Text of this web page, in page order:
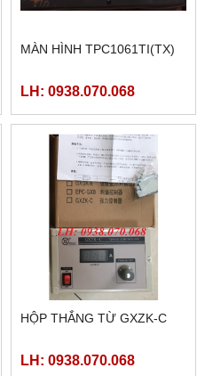
MÀN HÌNH TPC1061TI(TX)
LH: 0938.070.068
HỘP THẮNG TỪ GXZK-C
LH: 0938.070.068